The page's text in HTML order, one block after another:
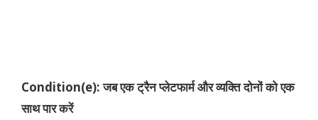
Condition(e): जब एक ट्रैन प्लेटफार्म और व्यक्ति दोनों को एक
साथ पार करें